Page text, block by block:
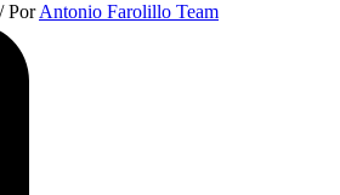
/ PorAntonio Farolillo Team